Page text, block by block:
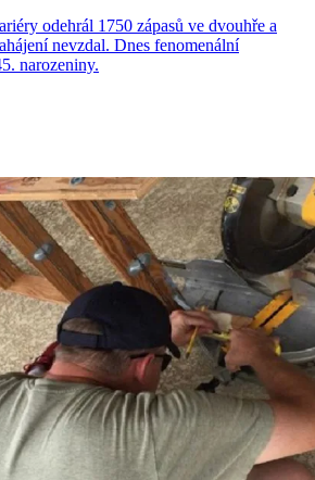
odehrál 1750 zápasů ve dvouhře a
nevzdal. Dnes fenomenální
narozeniny.